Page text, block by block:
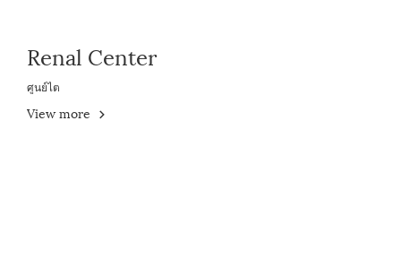
Renal Center
ศูนย์ไต
View more